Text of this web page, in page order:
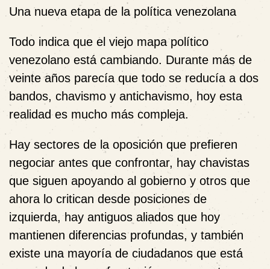
Una nueva etapa de la política venezolana
Todo indica que el viejo mapa político
venezolano está cambiando. Durante más de
veinte años parecía que todo se reducía a dos
bandos, chavismo y antichavismo, hoy esta
realidad es mucho más compleja.
Hay sectores de la oposición que prefieren
negociar antes que confrontar, hay chavistas
que siguen apoyando al gobierno y otros que
ahora lo critican desde posiciones de
izquierda, hay antiguos aliados que hoy
mantienen diferencias profundas, y también
existe una mayoría de ciudadanos que está